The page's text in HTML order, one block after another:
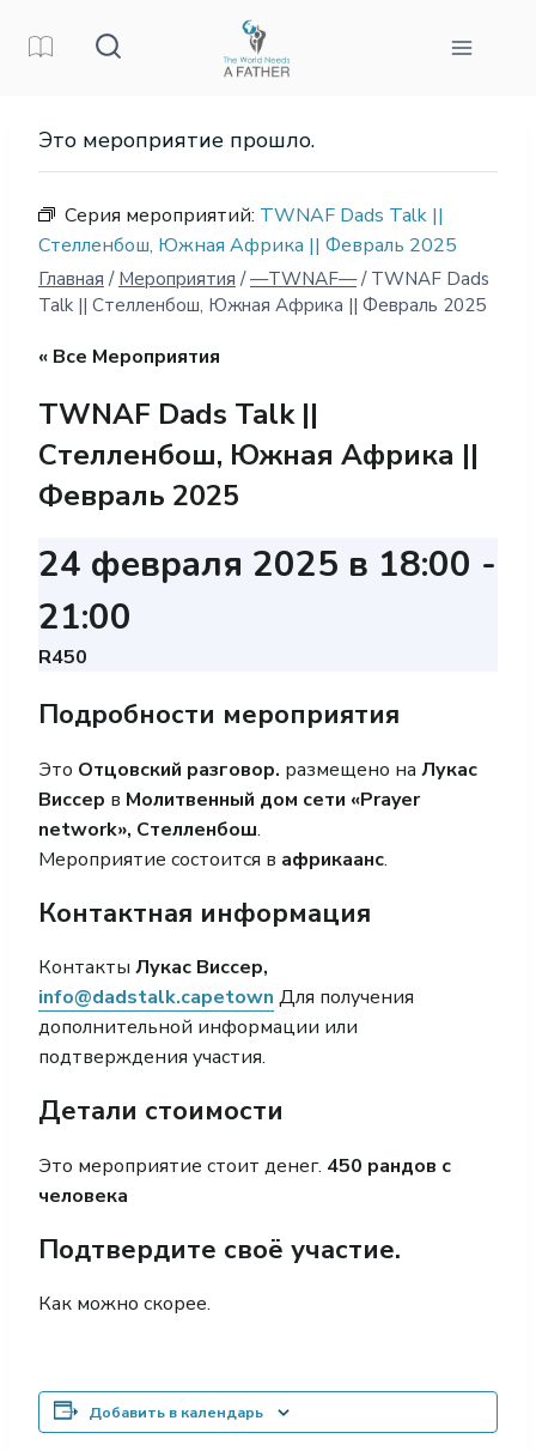
Это мероприятие прошло.
Серия мероприятий: TWNAF Dads Talk ||
Стелленбош, Южная Африка || Февраль 2025
Главная / Мероприятия / —TWNAF— / TWNAF Dads
Talk || Стелленбош, Южная Африка || Февраль 2025
« Все Мероприятия
TWNAF Dads Talk ||
Стелленбош, Южная Африка ||
Февраль 2025
24 февраля 2025 в 18:00 -
21:00
R450
Подробности мероприятия
Это Отцовский разговор. размещено на Лукас
Виссер в Молитвенный дом сети «Prayer
network», Стелленбош.
Мероприятие состоится в африкаанс.
Контактная информация
Контакты Лукас Виссер,
info@dadstalk.capetown Для получения
дополнительной информации или
подтверждения участия.
Детали стоимости
Это мероприятие стоит денег. 450 рандов с
человека
Подтвердите своё участие.
Как можно скорее.
Добавить в календарь